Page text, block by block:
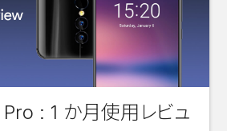
: 1 か月使用レビュ